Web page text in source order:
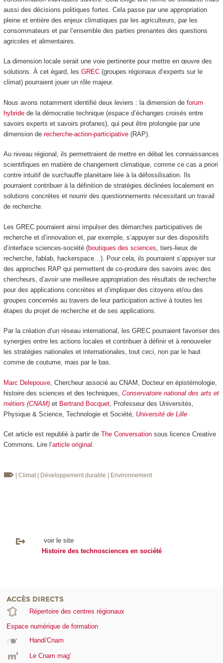
aussi des décisions politiques fortes. Cela passe par une appropriation
pleine et entière des enjeux climatiques par les agriculteurs, par les
consommateurs et par l’ensemble des parties prenantes des questions
agricoles et alimentaires.
La dimension locale serait une voie pertinente pour mettre en œuvre des
solutions. À cet égard, les GREC(groupes régionaux d’experts sur le
climat) pourraient jouer un rôle majeur.
Nous avons notamment identifié deux leviers : la dimension de forum
hybridede la démocratie technique (espace d’échanges croisés entre
savoirs experts et savoirs profanes), qui peut être prolongée par une
dimension de recherche-action-participative(RAP).
Au niveau régional, ils permettraient de mettre en débat les connaissances
scientifiques en matière de changement climatique, comme ce cas a priori
contre intuitif de surchauffe planétaire liée à la défossilisation. Ils
pourraient contribuer à la définition de stratégies déclinées localement en
solutions concrètes et nourrir des questionnements nécessitant un travail
de recherche.
Les GREC pourraient ainsi impulser des démarches participatives de
recherche et d’innovation et, par exemple, s’appuyer sur des dispositifs
d’interface sciences-société (boutiques des sciences , tiers-lieux de
recherche, fablab, hackerspace…). Pour cela, ils pourraient s’appuyer sur
des approches RAP qui permettent de co-produire des savoirs avec des
chercheurs, d’avoir une meilleure appropriation des résultats de recherche
pour des applications concrètes et d’impliquer des citoyens et/ou des
groupes concernés au travers de leur participation active à toutes les
étapes du projet de recherche et de ses applications.
Par la création d’un réseau international, les GREC pourraient favoriser des
synergies entre les actions locales et contribuer à définir et à renouveler
les stratégies nationales et internationales, tout ceci, non par le haut
comme de coutume, mais par le bas.
Marc Delepouve, Chercheur associé au CNAM, Docteur en épistémologie,
histoire des sciences et des techniques, Conservatoire national des arts et
métiers (CNAM)et Bertrand Bocquet, Professeur des Universités,
Physique & Science, Technologie et Société, Université de Lille
Cet article est republié à partir de The Conversationsous licence Creative
Commons. Lire l’article original .
| Climat | Développement durable | Environnement
voir le site
Histoire des technosciences en société
ACCÈS DIRECTS
Répertoire des centres régionaux
Espace numérique de formation
Handi'Cnam
Le Cnam mag'